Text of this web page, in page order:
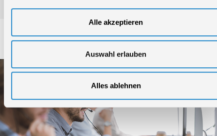
Alle akzeptieren
Auswahl erlauben
Alles ablehnen
Service